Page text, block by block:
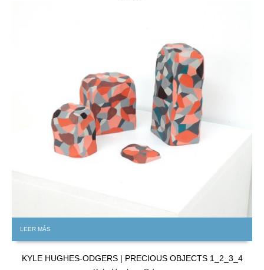
LEER MÁS
KYLE HUGHES-ODGERS | PRECIOUS OBJECTS 1_2_3_4